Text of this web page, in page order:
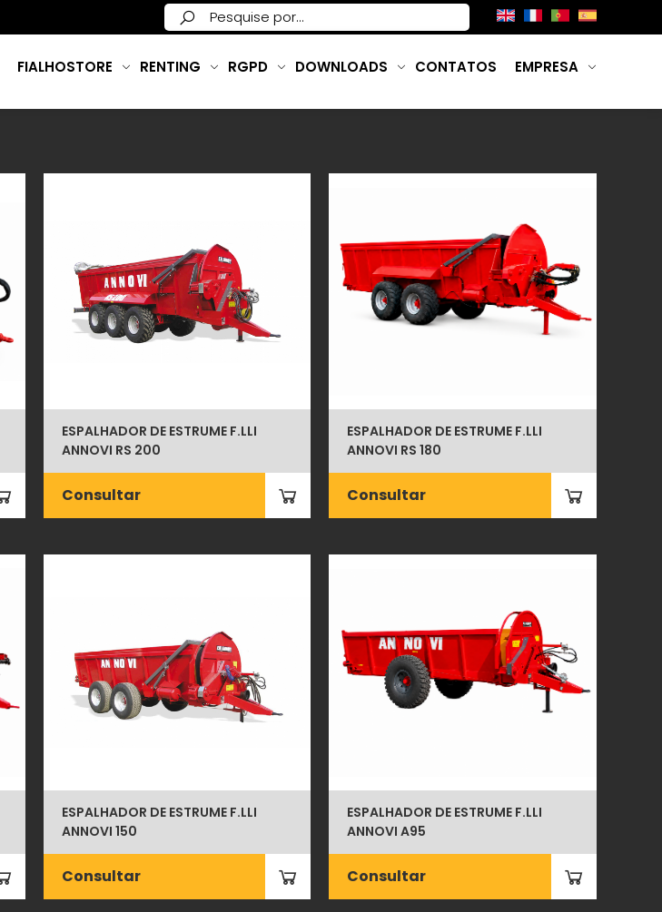
FIALHOSTORE RENTING RGPD DOWNLOADS CONTATOS EMPRESA
ESPALHADOR DE ESTRUME F.LLI
ANNOVI RS 200
Consultar
ESPALHADOR DE ESTRUME F.LLI
ANNOVI RS 180
Consultar
ESPALHADOR DE ESTRUME F.LLI
ANNOVI 150
Consultar
ESPALHADOR DE ESTRUME F.LLI
ANNOVI A95
Consultar